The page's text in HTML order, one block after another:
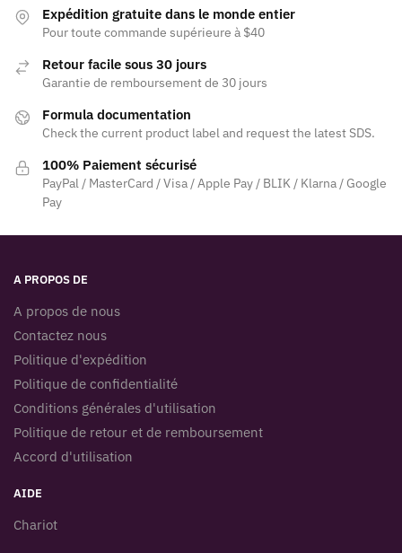
Expédition gratuite dans le monde entier
Pour toute commande supérieure à $40
Retour facile sous 30 jours
Garantie de remboursement de 30 jours
Formula documentation
Check the current product label and request the latest SDS.
100% Paiement sécurisé
PayPal / MasterCard / Visa / Apple Pay / BLIK / Klarna / Google
Pay
A PROPOS DE
A propos de nous
Contactez nous
Politique d'expédition
Politique de confidentialité
Conditions générales d'utilisation
Politique de retour et de remboursement
Accord d'utilisation
AIDE
Chariot